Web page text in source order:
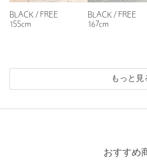
年代：
BLACK / FREE
155cm
BLACK / FREE
167cm
もっと見
おすすめ